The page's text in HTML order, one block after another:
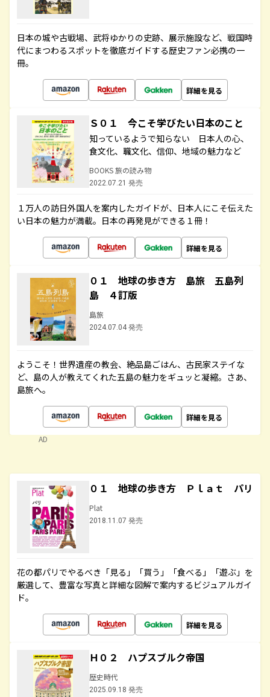
日本の城や古戦場、武将ゆかりの史跡、展示施設など、戦国時
代にまつわるスポットを徹底ガイドする歴史ファン必携の一
冊。
詳細を見る
Ｓ０１ 今こそ学びたい日本のこと
知っているようで知らない 日本人の心、
食文化、職文化、信仰、地域の魅力など
BOOKS 旅の読み物
2022.07.21 発売
１万人の訪日外国人を案内したガイドが、日本人にこそ伝えた
い日本の魅力が満載。日本の再発見ができる１冊！
詳細を見る
０１ 地球の歩き方 島旅 五島列
島 ４訂版
島旅
2024.07.04 発売
ようこそ！世界遺産の教会、絶品島ごはん、古民家ステイな
ど、島の人が教えてくれた五島の魅力をギュッと凝縮。さあ、
島旅へ。
詳細を見る
AD
０１ 地球の歩き方 Ｐｌａｔ パリ
Plat
2018.11.07 発売
花の都パリでやるべき「見る」「買う」「食べる」「遊ぶ」を
厳選して、豊富な写真と詳細な図解で案内するビジュアルガイ
ド。
詳細を見る
Ｈ０２ ハプスブルク帝国
歴史時代
2025.09.18 発売